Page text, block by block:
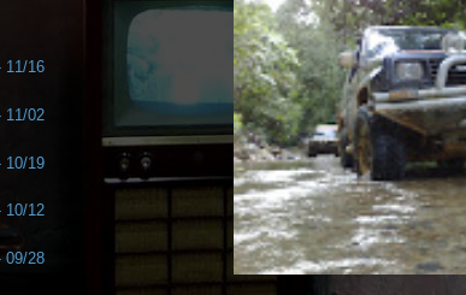
11/16
11/02
10/19
10/12
09/28